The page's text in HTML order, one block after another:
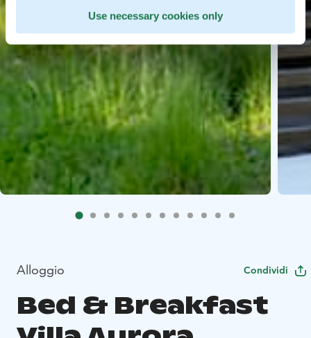
Use necessary cookies only
Alloggio Condividi
Bed & Breakfast